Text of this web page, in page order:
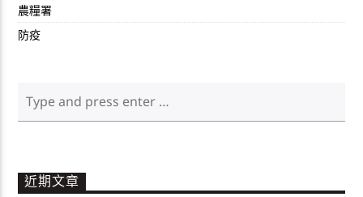
農糧署
防疫
近期文章